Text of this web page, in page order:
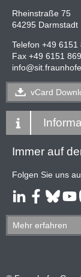
Rheinstraße 75
64295 Darmstadt
Telefon +49 6151
Fax +49 6151
info@
vCard
Immer auf
Folgen Sie uns
Mehr erfahren